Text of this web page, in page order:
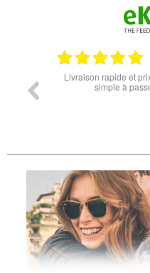
18.07.2026
et prix attractifs.la commande est
à passer.pas eu de soucis.